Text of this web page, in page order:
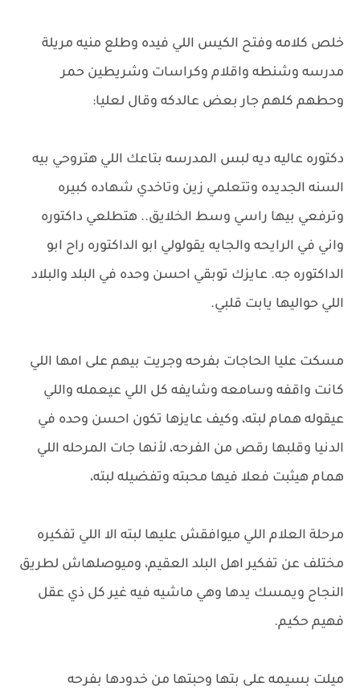
خلص كلامه وفتح الكيس اللي فيده وطلع منيه مريلة
مدرسه وشنطه واقلام وكراسات وشريطين حمر
وحطهم كلهم جار بعض عالدكه وقال لعليا:
دكتوره عاليه ديه لبس المدرسه بتاعك اللي هتروحي بيه
السنه الجديده وتتعلمي زين وتاخدي شهاده كبيره
وترفعي بيها راسي وسط الخلايق.. هتطلعي داكتوره
واني في الرايحه والجايه يقولولي ابو الداكتوره راح ابو
الداكتوره جه. عايزك توبقي احسن وحده في البلد والبلاد
اللي حواليها يابت قلبي.
مسكت عليا الحاجات بفرحه وجريت بيهم على امها اللي
كانت واقفه وسامعه وشايفه كل اللي عيعمله واللي
عيقوله همام لبته، وكيف عايزها تكون احسن وحده في
الدنيا وقلبها رقص من الفرحه، لأنها جات المرحله اللي
همام هيثبت فعلا فيها محبته وتفضيله لبته،
مرحلة العلام اللي ميوافقش عليها لبته الا اللي تفكيره
مختلف عن تفكير اهل البلد العقيم، وميوصلهاش لطريق
النجاح ويمسك يدها وهي ماشيه فيه غير كل ذي عقل
فهيم حكيم.
ميلت بسيمه على بتها وحبتها من خدودها بفرحه